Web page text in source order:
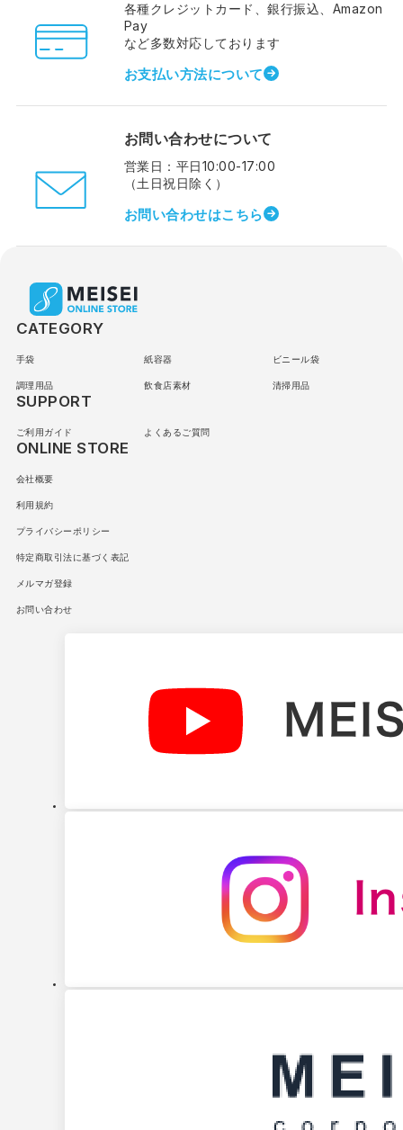
各種クレジットカード、銀行振込、Amazon
Pay
など多数対応しております
お支払い方法について
お問い合わせについて
営業日：平日10:00-17:00
（土日祝日除く）
お問い合わせはこちら
CATEGORY
手袋 紙容器 ビニール袋
調理用品 飲食店素材 清掃用品
SUPPORT
ご利用ガイド よくあるご質問
ONLINE STORE
会社概要
利用規約
プライバシーポリシー
特定商取引法に基づく表記
メルマガ登録
お問い合わせ